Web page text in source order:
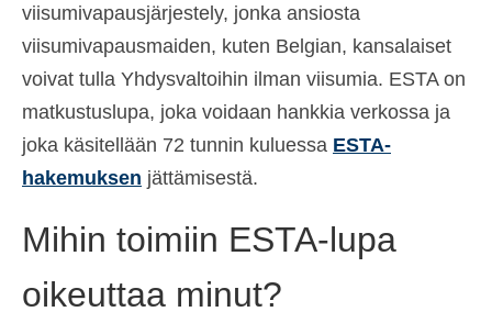
viisumivapausjärjestely, jonka ansiosta
viisumivapausmaiden, kuten Belgian, kansalaiset
voivat tulla Yhdysvaltoihin ilman viisumia. ESTA on
matkustuslupa, joka voidaan hankkia verkossa ja
joka käsitellään 72 tunnin kuluessa ESTA-
hakemuksen jättämisestä.
Mihin toimiin ESTA-lupa
oikeuttaa minut?